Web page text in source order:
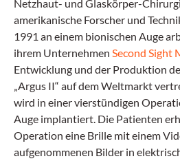
Netzhaut- und Glaskörper-
amerikanische Forscher und
1991 an einem bionischen Auge
ihrem Unternehmen Second Sight
Entwicklung und der Produktion
„Argus II“ auf dem Weltmarkt
wird in einer vierstündigen
Auge implantiert. Die Patienten
Operation eine Brille mit einem
aufgenommenen Bilder in